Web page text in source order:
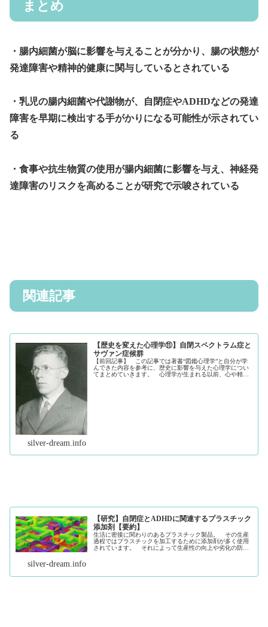
まとめ
・腸内細菌が脳に影響を与えることが分かり、腸の状態が
発達障害や精神的健康に関与しているとされている
・乳児の腸内細菌や代謝物が、自閉症やADHDなどの発達
障害を早期に検出する手がかりになる可能性が示されてい
る
・食事や抗生物質の使用が腸内細菌に影響を与え、神経発
達障害のリスクを高めることが研究で示唆されている
関連記事
【歴史を変えた心理学⑪】自閉スペクトラム症と
サヴァン症候群
【前回記事】 この記事では著書“図鑑心理学”と自分が学
んできた内容を参考に、歴史に影響を与えた心理学につい
てまとめていきます。 心理学が生まれる以前、心や精神
silver-dream.info
【研究】自閉症とADHDに関連するプラスチック
添加剤【要約】
生活に密接に関わりのあるプラスチック製品。 その生産
過程ではプラスチックを加工するために添加剤が多く使用
されています。 それによって生産性の向上や劣化の防止
silver-dream.info